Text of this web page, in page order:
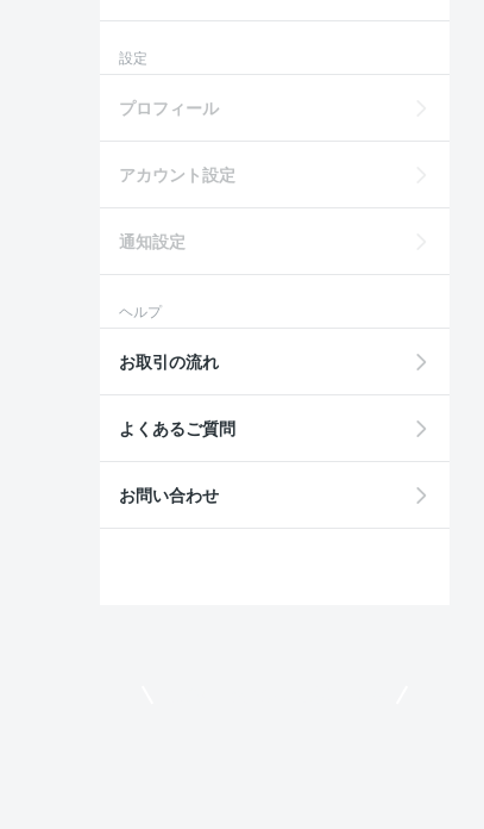
設定
プロフィール
アカウント設定
通知設定
ヘルプ
お取引の流れ
よくあるご質問
お問い合わせ